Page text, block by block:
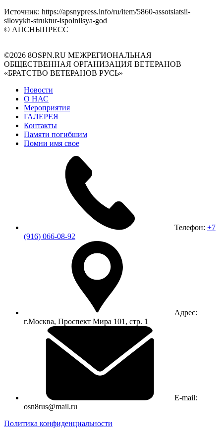
Источник: https://apsnypress.info/ru/item/5860-assotsiatsii-
silovykh-struktur-ispolnilsya-god
© АПСНЫПРЕСС
©2026 8OSPN.RU МЕЖРЕГИОНАЛЬНАЯ
ОБЩЕСТВЕННАЯ ОРГАНИЗАЦИЯ ВЕТЕРАНОВ
«БРАТСТВО ВЕТЕРАНОВ РУСЬ»
Новости
О НАС
Мероприятия
ГАЛЕРЕЯ
Контакты
Памяти погибшим
Помни имя свое
Телефон: +7
(916) 066-08-92
Адрес:
г.Москва, Проспект Мира 101, стр. 1
E-mail:
osn8rus@mail.ru
Политика конфиденциальности